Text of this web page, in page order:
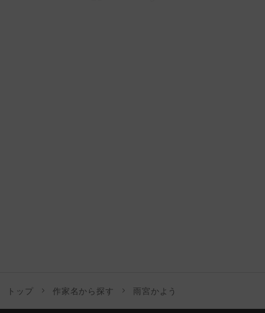
トップ 作家名から探す 雨宮かよう